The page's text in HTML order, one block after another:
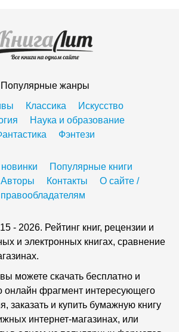
Популярные жанры
Классика
Искусство
Наука и образование
Фэнтези
Популярные книги
Авторы Контакты
О сайте /
правообладателям
- 2026. Рейтинг книг, рецензии и
и электронных книгах, сравнение
можете скачать бесплатно и
онлайн фрагмент интересующего
заказать и купить бумажную книгу
интернет-магазинах, или